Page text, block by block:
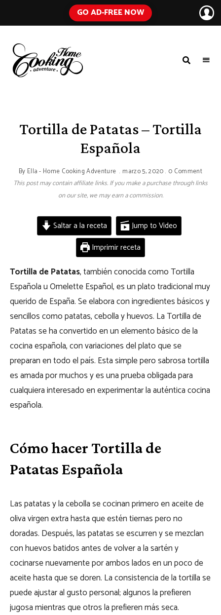
GO AD-FREE NOW
Everyday
Ingredients
Tortilla de Patatas – Tortilla
Española
By Ella - Home Cooking Adventure marzo 5, 2020 0 Comment
This post may contain affiliate links. If you make a purchase through links
on our site, we may earn a commission.
Saltar a la receta
Jump to Video
Imprimir receta
Tortilla de Patatas, también conocida como Tortilla
Española u Omelette Español, es un plato tradicional muy
querido de España. Se elabora con ingredientes básicos y
sencillos como patatas, cebolla y huevos. La Tortilla de
Patatas se ha convertido en un elemento básico de la
cocina española, con variaciones del plato que se
preparan en todo el país. Esta simple pero sabrosa tortilla
es amada por muchos y es una prueba obligada para
cualquiera interesado en experimentar la auténtica cocina
española.
Cómo hacer Tortilla de
Patatas Española
Las patatas y la cebolla se cocinan primero en aceite de
oliva virgen extra hasta que estén tiernas pero no
doradas. Después, las patatas se escurren y se mezclan
con huevos batidos antes de volver a la sartén y
cocinarse nuevamente por ambos lados en un poco de
aceite hasta que se doren. La consistencia de la tortilla se
puede ajustar al gusto personal; algunos la prefieren
jugosa mientras que otros la prefieren más seca.